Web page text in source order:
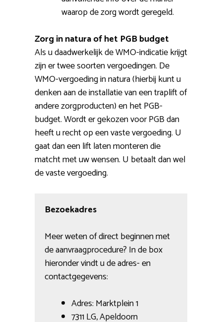
waarop de zorg wordt geregeld.
Zorg in natura of het PGB budget
Als u daadwerkelijk de WMO-indicatie krijgt
zijn er twee soorten vergoedingen. De
WMO-vergoeding in natura (hierbij kunt u
denken aan de installatie van een traplift of
andere zorgproducten) en het PGB-
budget. Wordt er gekozen voor PGB dan
heeft u recht op een vaste vergoeding. U
gaat dan een lift laten monteren die
matcht met uw wensen. U betaalt dan wel
de vaste vergoeding.
Bezoekadres
Meer weten of direct beginnen met
de aanvraagprocedure? In de box
hieronder vindt u de adres- en
contactgegevens:
Adres: Marktplein 1
7311 LG, Apeldoorn